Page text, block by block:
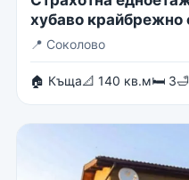
хубаво крайбрежно
📍 Соколово
🏠 Къща📐 140 кв.м🛏 3